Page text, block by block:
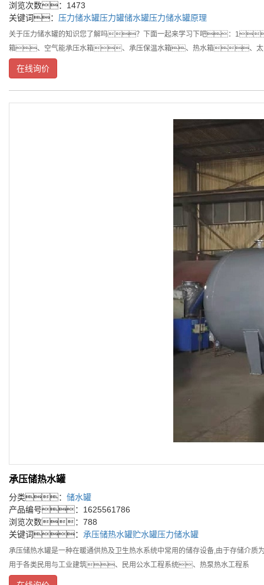
浏览次数：1473
关键词： 压力储水罐压力罐储水罐压力储水罐原理
关于压力储水罐的知识您了解吗？下面一起来学习下吧：
箱、空气能承压水箱、承压保温水箱、热水箱
用
在线询价
承压储热水罐
分类： 储水罐
产品编号：1625561786
浏览次数：788
关键词： 承压储热水罐贮水罐压力储水罐
承压储热水罐是一种在暖通供热及卫生热水系统中常用的储存设备,由于存储
用于各类民用与工业建筑、民用公水工程系统、热泵热水工程系